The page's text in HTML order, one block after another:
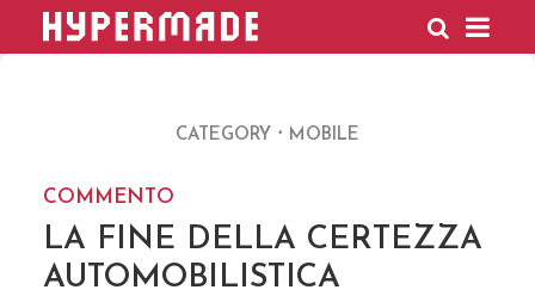
HYPERMADE
CATEGORY MOBILE
COMMENTO
LA FINE DELLA CERTEZZA
AUTOMOBILISTICA